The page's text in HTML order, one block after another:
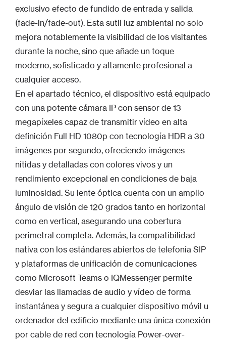
exclusivo efecto de fundido de entrada y salida
(fade-in/fade-out). Esta sutil luz ambiental no solo
mejora notablemente la visibilidad de los visitantes
durante la noche, sino que añade un toque
moderno, sofisticado y altamente profesional a
cualquier acceso.
En el apartado técnico, el dispositivo está equipado
con una potente cámara IP con sensor de 13
megapíxeles capaz de transmitir vídeo en alta
definición Full HD 1080p con tecnología HDR a 30
imágenes por segundo, ofreciendo imágenes
nítidas y detalladas con colores vivos y un
rendimiento excepcional en condiciones de baja
luminosidad. Su lente óptica cuenta con un amplio
ángulo de visión de 120 grados tanto en horizontal
como en vertical, asegurando una cobertura
perimetral completa. Además, la compatibilidad
nativa con los estándares abiertos de telefonía SIP
y plataformas de unificación de comunicaciones
como Microsoft Teams o IQMessenger permite
desviar las llamadas de audio y vídeo de forma
instantánea y segura a cualquier dispositivo móvil u
ordenador del edificio mediante una única conexión
por cable de red con tecnología Power-over-